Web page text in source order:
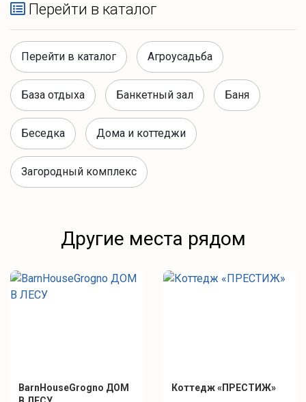
Перейти в каталог
Перейти в каталог Агроусадьба
База отдыха Банкетный зал Баня
Беседка Дома и коттеджи
Загородный комплекс
Другие места рядом
BarnHouseGrogno ДОМ
Коттедж «ПРЕСТИЖ»